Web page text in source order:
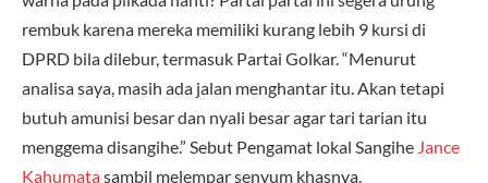
rembuk karena mereka memiliki kurang lebih 9 kursi di
DPRD bila dilebur, termasuk Partai Golkar. “Menurut
analisa saya, masih ada jalan menghantar itu. Akan tetapi
butuh amunisi besar dan nyali besar agar tari tarian itu
menggema disangihe.” Sebut Pengamat lokal Sangihe Jance
Kahumatasambil melempar senyum khasnya.